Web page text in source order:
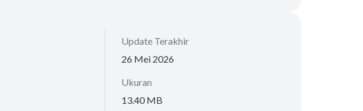
Update Terakhir
26 Mei 2026
Ukuran
13.40 MB